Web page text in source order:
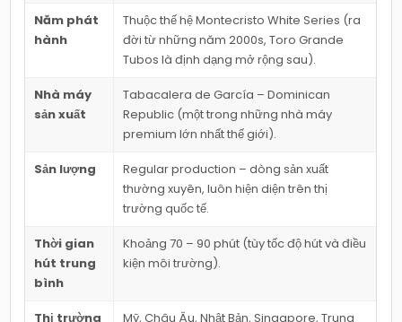
Năm phát
hành
Thuộc thế hệ Montecristo White Series (ra
đời từ những năm 2000s, Toro Grande
Tubos là định dạng mở rộng sau).
Nhà máy
sản xuất
Tabacalera de García – Dominican
Republic (một trong những nhà máy
premium lớn nhất thế giới).
Sản lượng
Regular production – dòng sản xuất
thường xuyên, luôn hiện diện trên thị
trường quốc tế.
Thời gian
hút trung
bình
Khoảng 70 – 90 phút (tùy tốc độ hút và điều
kiện môi trường).
Thị trường
Mỹ, Châu Âu, Nhật Bản, Singapore, Trung